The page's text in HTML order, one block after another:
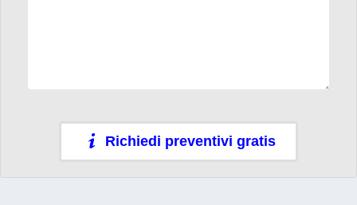
Richiedi preventivi gratis